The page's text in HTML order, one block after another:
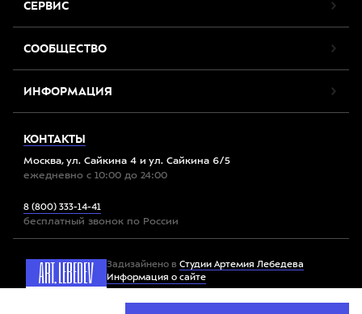
СЕРВИС
СООБЩЕСТВО
ИНФОРМАЦИЯ
КОНТАКТЫ
Москва, ул. Сайкина 4 и ул. Сайкина 6/5
ежедневно с 10:00 до 24:00
8 (800) 333-14-41
бесплатный звонок по России
Задизайнено в Студии Артемия Лебедева
Информация о сайте